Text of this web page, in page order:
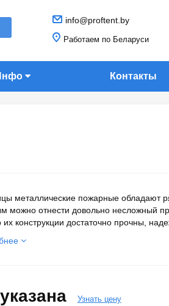
info@proftent.by
Работаем по Беларуси
Контакты
металлические пожарные обладают
можно отнести довольно несложный
их конструкции достаточно прочны,
Узнать цену